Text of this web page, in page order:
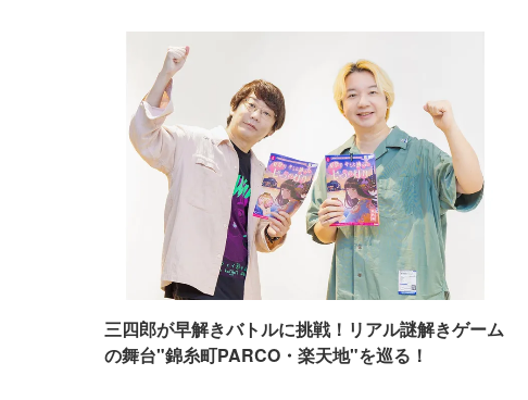
三四郎が早解きバトルに挑戦！リアル謎解きゲーム
の舞台"錦糸町PARCO・楽天地"を巡る！